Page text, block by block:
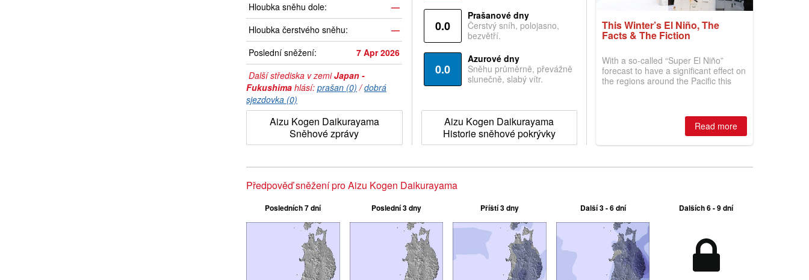
Hloubka sněhu dole:
—
Hloubka čerstvého sněhu:
—
Poslední sněžení:
7 Apr 2026
Další střediska v zemiJapan -
Fukushima hlásí: prašan (0) /dobrá
sjezdovka (0)
Aizu Kogen Daikurayama
Sněhové zprávy
0.0
Prašanové dny
Čerstvý sníh, polojasno,
bezvětří.
0.0
Azurové dny
Sněhu průměrně, převážně
slunečně, slabý vítr.
Aizu Kogen Daikurayama
Historie sněhové pokrývky
This Winter’s El Niño, The
Facts & The Fiction
With a so-called “Super El Niño”
forecast to have a significant effect on
the regions around the Pacific this
Read more
Předpověď sněžení pro Aizu Kogen Daikurayama
Posledních 7 dní Poslední 3 dny Příští 3 dny Další 3 - 6 dní Dalších 6 - 9 dní